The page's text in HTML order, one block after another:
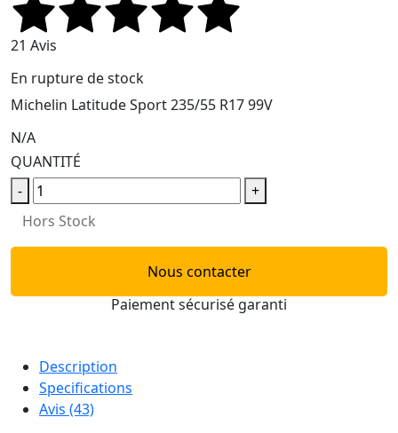
21 Avis
En rupture de stock
Michelin Latitude Sport 235/55 R17 99V
N/A
QUANTITÉ
-
+
Hors Stock
Nous contacter
Paiement sécurisé garanti
Description
Specifications
Avis (43)